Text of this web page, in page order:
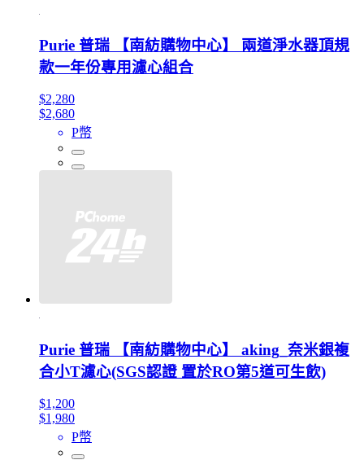
Purie 普瑞 【南紡購物中心】 兩道淨水器頂規
款一年份專用濾心組合
$2,280
$2,680
P幣
Purie 普瑞 【南紡購物中心】 aking_奈米銀複
合小T濾心(SGS認證 置於RO第5道可生飲)
$1,200
$1,980
P幣